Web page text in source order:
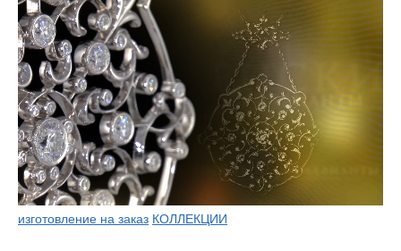
изготовление на заказ КОЛЛЕКЦИИ